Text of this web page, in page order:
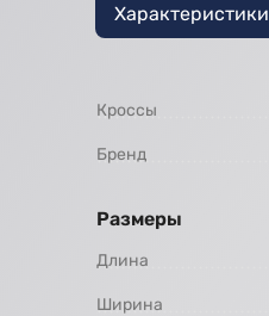
Характеристики
Кроссы
Бренд
Размеры
Длина
Ширина